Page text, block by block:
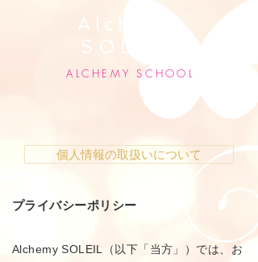
Alchem
y
SOLEIL
ALCHEMY SCHOO L
個人情報の取扱いについて
プライバシーポリシー
Alchemy SOLEIL（以下「当方」）では、お